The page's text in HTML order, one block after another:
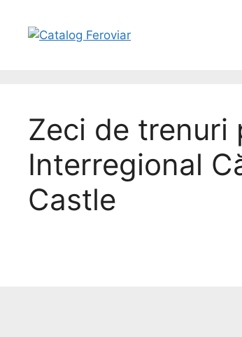
Zeci de trenuri
Interregional
Castle